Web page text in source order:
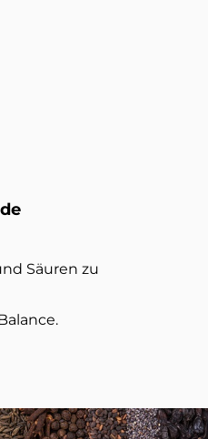
Säuren zu